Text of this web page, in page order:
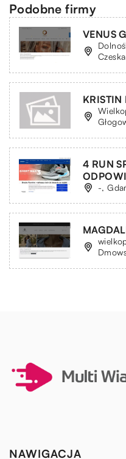
Podobne firmy
VENUS
4 RUN
-,
NAWIGACJA